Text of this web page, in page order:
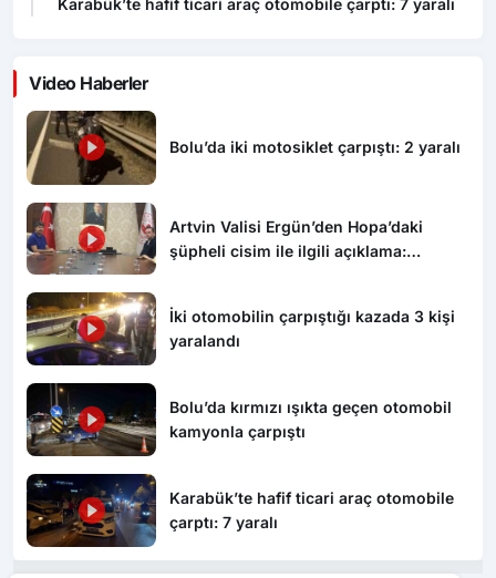
Karabük’te hafif ticari araç otomobile çarptı: 7 yaralı
Video Haberler
Bolu’da iki motosiklet çarpıştı: 2 yaralı
Artvin Valisi Ergün’den Hopa’daki
şüpheli cisim ile ilgili açıklama:
İki otomobilin çarpıştığı kazada 3 kişi
yaralandı
Bolu’da kırmızı ışıkta geçen otomobil
kamyonla çarpıştı
Karabük’te hafif ticari araç otomobile
çarptı: 7 yaralı